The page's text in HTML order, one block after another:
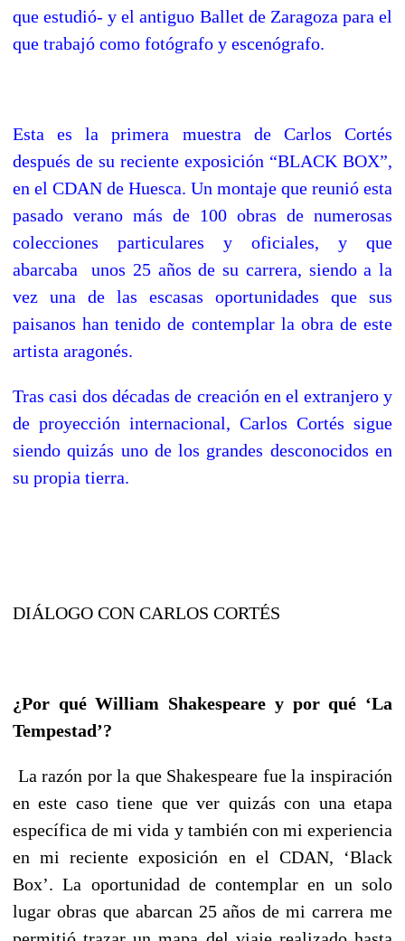
que estudió- y el antiguo Ballet de Zaragoza para el
que trabajó como fotógrafo y escenógrafo.
Esta es la primera muestra de Carlos Cortés
después de su reciente exposición “BLACK BOX”,
en el CDAN de Huesca. Un montaje que reunió esta
pasado verano más de 100 obras de numerosas
colecciones particulares y oficiales, y que
abarcaba unos 25 años de su carrera, siendo a la
vez una de las escasas oportunidades que sus
paisanos han tenido de contemplar la obra de este
artista aragonés.
Tras casi dos décadas de creación en el extranjero y
de proyección internacional, Carlos Cortés sigue
siendo quizás uno de los grandes desconocidos en
su propia tierra.
DIÁLOGO CON CARLOS CORTÉS
¿Por qué William Shakespeare y por qué ‘La
Tempestad’?
La razón por la que Shakespeare fue la inspiración
en este caso tiene que ver quizás con una etapa
específica de mi vida y también con mi experiencia
en mi reciente exposición en el CDAN, ‘Black
Box’. La oportunidad de contemplar en un solo
lugar obras que abarcan 25 años de mi carrera me